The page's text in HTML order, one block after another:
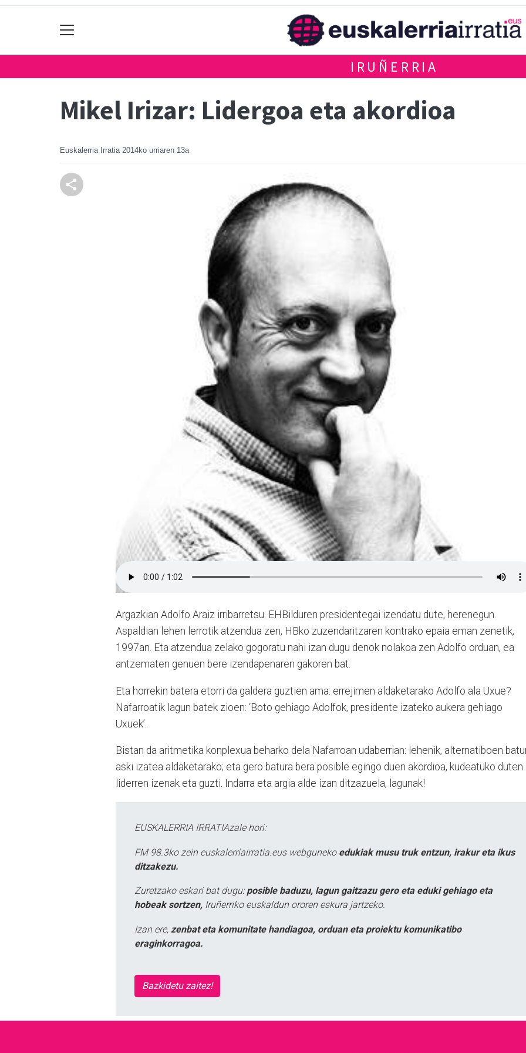
IRUÑERRIA
Mikel Irizar: Lidergoa eta akordioa
Euskalerria Irratia 2014ko urriaren 13a
Argazkian Adolfo Araiz irribarretsu. EHBilduren presidentegai izendatu dute, herenegun.
Aspaldian lehen lerrotik atzendua zen, HBko zuzendaritzaren kontrako epaia eman zenetik,
1997an. Eta atzendua zelako gogoratu nahi izan dugu denok nolakoa zen Adolfo orduan, ea
antzematen genuen bere izendapenaren gakoren bat.
Eta horrekin batera etorri da galdera guztien ama: errejimen aldaketarako Adolfo ala Uxue?
Nafarroatik lagun batek zioen: ‘Boto gehiago Adolfok, presidente izateko aukera gehiago
Uxuek’.
Bistan da aritmetika konplexua beharko dela Nafarroan udaberrian: lehenik, alternatiboen
aski izatea aldaketarako; eta gero batura bera posible egingo duen akordioa, kudeatuko duten
liderren izenak eta guzti. Indarra eta argia alde izan ditzazuela, lagunak!
EUSKALERRIA IRRATIAzale hori:
FM 98.3ko zein euskalerriairratia.eus webguneko edukiak musu truk entzun, irakur eta ikus
ditzakezu.
Zuretzako eskari bat dugu: posible baduzu, lagun gaitzazu gero eta eduki gehiago eta
hobeak sortzen, Iruñerriko euskaldun ororen eskura jartzeko.
Izan ere, zenbat eta komunitate handiagoa, orduan eta proiektu komunikatibo
eraginkorragoa.
Bazkidetu zaitez!